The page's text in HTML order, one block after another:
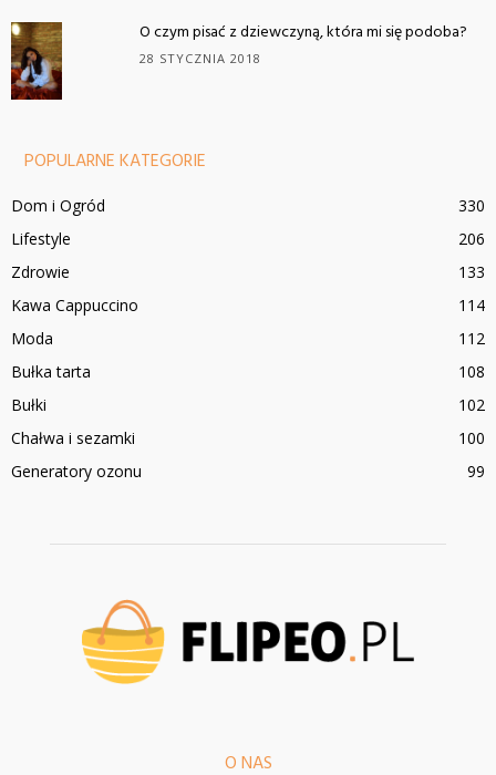
O czym pisać z dziewczyną, która mi się podoba?
28 STYCZNIA 2018
POPULARNE KATEGORIE
Dom i Ogród
330
Lifestyle
206
Zdrowie
133
Kawa Cappuccino
114
Moda
112
Bułka tarta
108
Bułki
102
Chałwa i sezamki
100
Generatory ozonu
99
O NAS